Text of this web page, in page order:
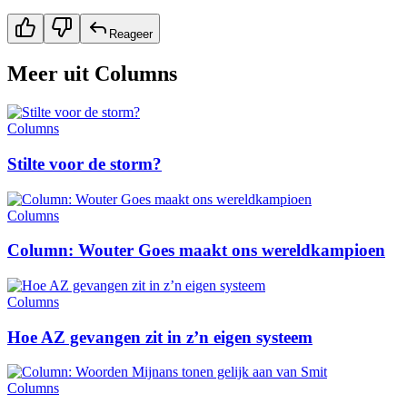
Reageer
Meer uit Columns
Columns
Stilte voor de storm?
Columns
Column: Wouter Goes maakt ons wereldkampioen
Columns
Hoe AZ gevangen zit in z’n eigen systeem
Columns